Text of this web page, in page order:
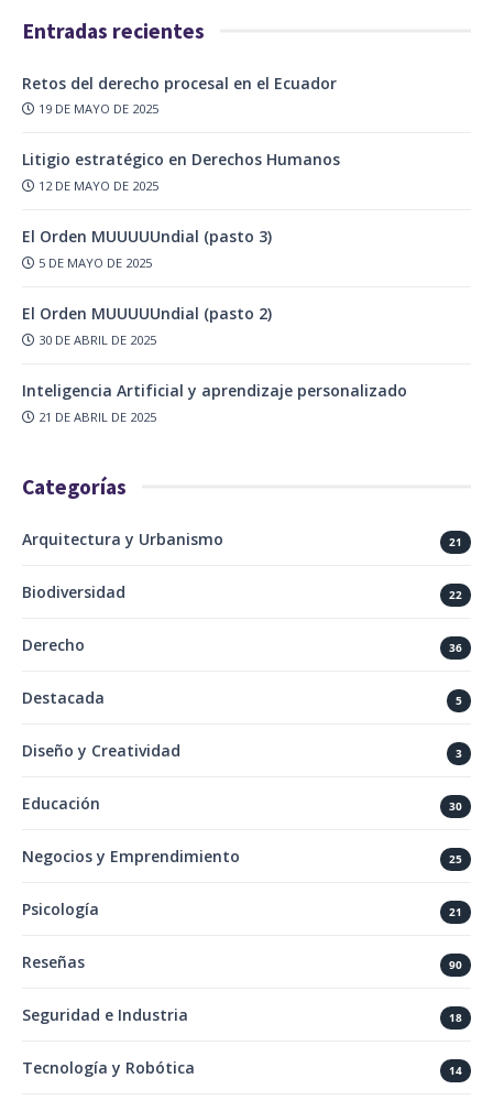
Entradas recientes
Retos del derecho procesal en el Ecuador
19 DE MAYO DE 2025
Litigio estratégico en Derechos Humanos
12 DE MAYO DE 2025
El Orden MUUUUUndial (pasto 3)
5 DE MAYO DE 2025
El Orden MUUUUUndial (pasto 2)
30 DE ABRIL DE 2025
Inteligencia Artificial y aprendizaje personalizado
21 DE ABRIL DE 2025
Categorías
Arquitectura y Urbanismo 21
Biodiversidad 22
Derecho 36
Destacada 5
Diseño y Creatividad 3
Educación 30
Negocios y Emprendimiento 25
Psicología 21
Reseñas 90
Seguridad e Industria 18
Tecnología y Robótica 14